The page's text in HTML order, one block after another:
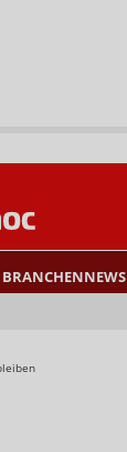
BRANCHENNEWS